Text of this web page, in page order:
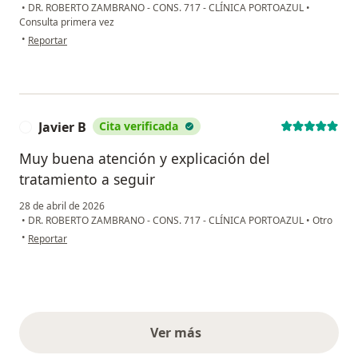
• DR. ROBERTO ZAMBRANO - CONS. 717 - CLÍNICA PORTOAZUL •
Consulta primera vez
• en opinión del usuario Jesus Hernández
Reportar
Javier B Cita verificada
Muy buena atención y explicación del
tratamiento a seguir
28 de abril de 2026
• DR. ROBERTO ZAMBRANO - CONS. 717 - CLÍNICA PORTOAZUL • Otro
• en opinión del usuario Javier B
Reportar
Ver másopiniones anteriores